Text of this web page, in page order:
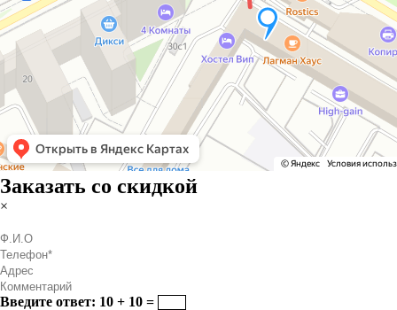
Заказать со скидкой
×
Введите ответ: 10 + 10 =